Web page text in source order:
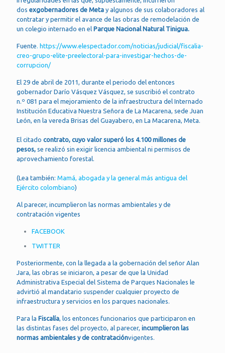
dos exgobernadores de Meta y algunos de sus colaboradores al
contratar y permitir el avance de las obras de remodelación de
un colegio internado en el Parque Nacional Natural Tinigua.
Fuente. https://www.elespectador.com/noticias/judicial/fiscalia-
creo-grupo-elite-preelectoral-para-investigar-hechos-de-
corrupcion/
El 29 de abril de 2011, durante el periodo del entonces
gobernador Darío Vásquez Vásquez, se suscribió el contrato
n.º 081 para el mejoramiento de la infraestructura del Internado
Institución Educativa Nuestra Señora de La Macarena, sede Juan
León, en la vereda Brisas del Guayabero, en La Macarena, Meta.
El citado contrato, cuyo valor superó los 4.100 millones de
pesos, se realizó sin exigir licencia ambiental ni permisos de
aprovechamiento forestal.
(Lea también: Mamá, abogada y la general más antigua del
Ejército colombiano)
Al parecer, incumplieron las normas ambientales y de
contratación vigentes
FACEBOOK
TWITTER
Posteriormente, con la llegada a la gobernación del señor Alan
Jara, las obras se iniciaron, a pesar de que la Unidad
Administrativa Especial del Sistema de Parques Nacionales le
advirtió al mandatario suspender cualquier proyecto de
infraestructura y servicios en los parques nacionales.
Para la Fiscalía, los entonces funcionarios que participaron en
las distintas fases del proyecto, al parecer, incumplieron las
normas ambientales y de contrataciónvigentes.